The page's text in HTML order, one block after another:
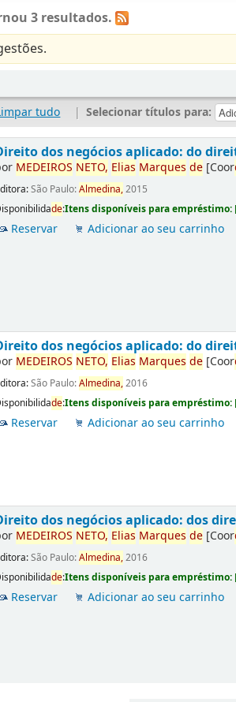
3 resultados.
tudo | Selecionar títulos para:
dos negócios aplicado: do
MEDEIROS NETO, Elias Marques de [Coor
São Paulo:Almedina,2015
de:Itens disponíveis para empréstimo:
Reservar Adicionar ao seu carrinho
dos negócios aplicado: do
MEDEIROS NETO, Elias Marques de [Coor
São Paulo:Almedina,2016
de:Itens disponíveis para empréstimo:
Reservar Adicionar ao seu carrinho
dos negócios aplicado: dos
MEDEIROS NETO, Elias Marques de [Coor
São Paulo:Almedina,2016
de:Itens disponíveis para empréstimo:
Reservar Adicionar ao seu carrinho